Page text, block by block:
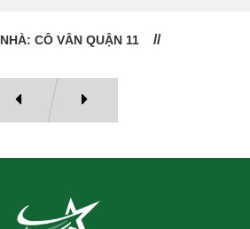
VÂN QUẬN 11